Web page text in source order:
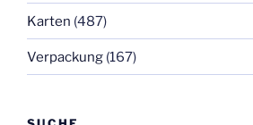
Karten (487)
Verpackung (167)